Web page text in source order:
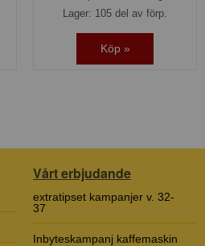
Lager: 105 del av förp.
Köp »
Vårt erbjudande
extratipset kampanjer v. 32-
37
Inbyteskampanj kaffemaskin